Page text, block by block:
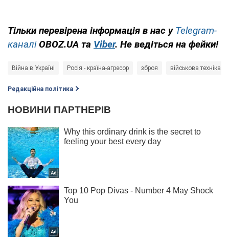
Тільки перевірена інформація в нас у Telegram-
каналіOBOZ.UA та Viber. Не ведіться на фейки!
Війна в Україні Росія - країна-агресор зброя військова техніка
Редакційна політика